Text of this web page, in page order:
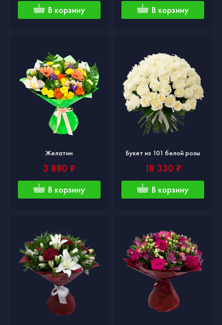
В корзину В корзину
Желатин
3 880 ₽
В корзину
Букет из 101 белой розы
18 330 ₽
В корзину